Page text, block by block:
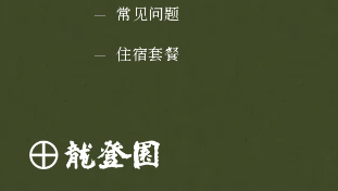
常见问题
住宿套餐